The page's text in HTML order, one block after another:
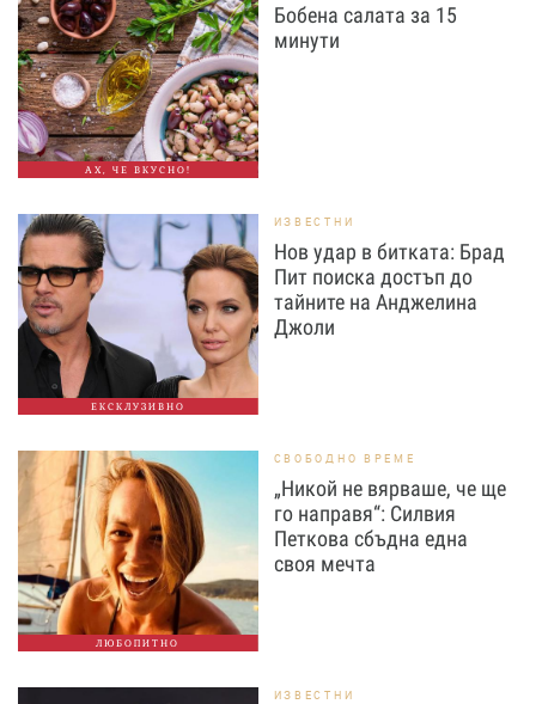
АХ, ЧЕ ВКУСНО!
Бобена салата за 15
минути
ЕКСКЛУЗИВНО
ИЗВЕСТНИ
Нов удар в битката: Брад
Пит поиска достъп до
тайните на Анджелина
Джоли
ЛЮБОПИТНО
СВОБОДНО ВРЕМЕ
„Никой не вярваше, че ще
го направя“: Силвия
Петкова сбъдна една
своя мечта
ИЗВЕСТНИ